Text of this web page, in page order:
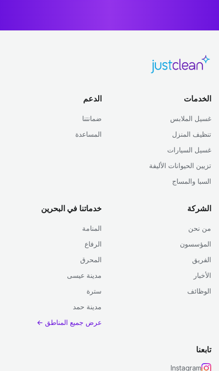
الخدمات
غسيل الملابس
تنظيف المنزل
غسيل السيارات
تزيين الحيوانات الأليفة
السبا والمساج
الدعم
ضمانتنا
المساعدة
الشركة
من نحن
المؤسسون
الفريق
الأخبار
الوظائف
خدماتنا في البحرين
المنامة
الرفاع
المحرق
مدينة عيسى
سترة
مدينة حمد
عرض جميع المناطق ←
تابعنا
Instagram